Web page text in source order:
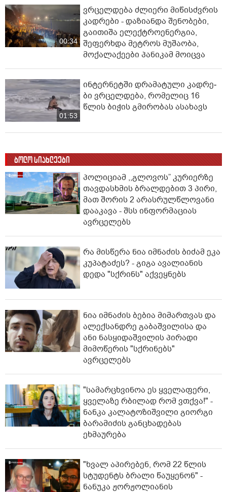
00:34
ვრცელდება ძლიერი მიწისძვრის
კადრები - დაზიანდა შენობები,
გაითიშა ელექტროენერგია,
შეფერხდა მეტროს მუშაობა,
მოქალაქეები პანიკამ მოიცვა
01:53
ინ­ტერ­ნეტ­ში დრა­მა­ტუ­ლი კად­რე­
ბი ვრცელდება, რომელიც 16
წლის ბიჭის გმირობას ასახავს
ბოლო სიახლეები
პოლიციამ ,,გლოვოს” კურიერზე
თავდასხმის ბრალდებით 3 პირი,
მათ შორის 2 არასრულწლოვანი
დააკავა - შსს ინფორმაციას
ავრცელებს
რა მისწერა ნია იმნაძის ბიძამ ეკა
კუპატაძეს? - გიგა ავალიანის
დედა "სქრინს" აქვეყნებს
ნია იმნაძის ბებია მიმართვას და
ალექსანდრე გაბაშვილისა და
ანი ნასყიდაშვილის პირადი
მიმოწერის "სქრინებს"
ავრცელებს
"სა­მარ­ცხვი­ნოა ეს ყვე­ლა­ფე­რი,
ყვე­ლა­ზე რბი­ლად რომ ვთქვა!" -
ნანკა კალატოზიშვილი გიორგი
ბარამიძის განცხადებას
ეხმაურება
"ხვალ აპირებენ, რომ 22 წლის
სტუდენტს ბრალი წაუყენონ" -
ნანუკა ჟორჟოლიანის